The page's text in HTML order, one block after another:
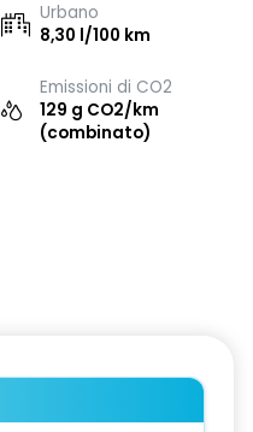
Urbano
8,30 l/100 km
Emissioni di CO2
129 g CO2/km
(combinato)